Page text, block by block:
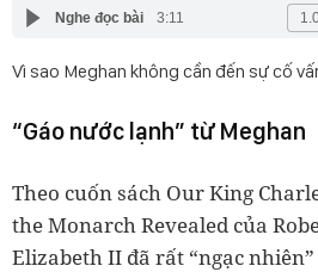
Nghe đọc bài 3:11
Vì sao Meghan không cần đến sự cố
“Gáo nước lạnh” từ Meghan
Theo cuốn sách Our King
the Monarch Revealed của
Elizabeth II đã rất “ngạc